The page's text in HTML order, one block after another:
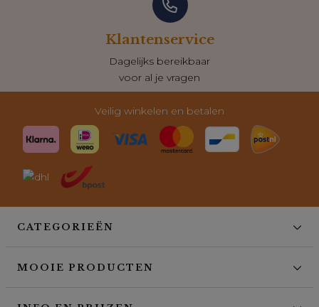
Zo scoren wij
9,2 van 10 sterren
Meer dan 10.000 reviews
Veilig winkelen en betalen
CATEGORIEËN
MOOIE PRODUCTEN